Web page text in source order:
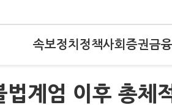
속보정치 정책사회 증권금융
계엄 이후 총체